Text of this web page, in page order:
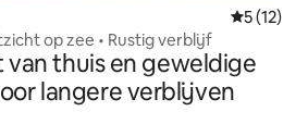
5 (12)
op zee • Rustig verblijf
thuis en geweldige
langere verblijven